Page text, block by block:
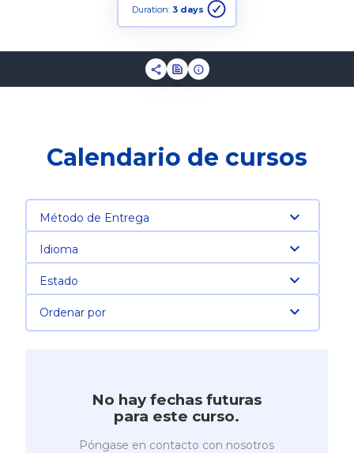
Duration: 3 days
Calendario de cursos
Método de Entrega
Idioma
Estado
Ordenar por
No hay fechas futuras
para este curso.
Póngase en contacto con nosotros